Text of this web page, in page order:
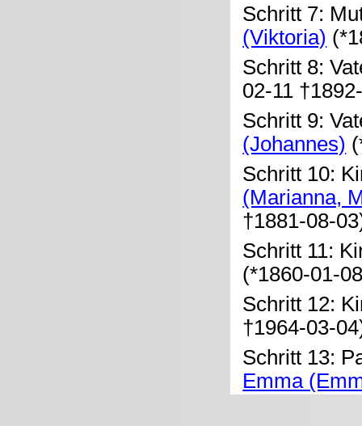
Schritt 7:
(Viktoria)
Schritt 8:
02-11
Schritt 9:
(Johannes)
Schritt 10:
(Marianna,
†1881-08-
Schritt 11:
(*1860-01-
Schritt 12:
†1964-03-
Schritt 13:
Emma